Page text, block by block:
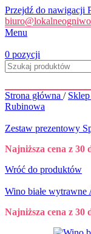
Przejdź do nawigacji
Menu
0 pozycji
Strona główna / Sklep
Rubinowa
Zestaw prezentowy
Najniższa cena z 30
Wróć do produktów
Wino białe wytrawne
Najniższa cena z 30